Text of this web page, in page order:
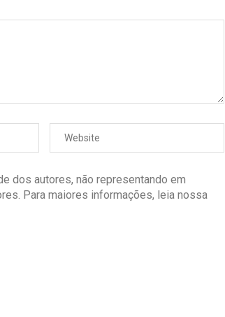
dos autores, não representando em
Para maiores informações, leia nossa